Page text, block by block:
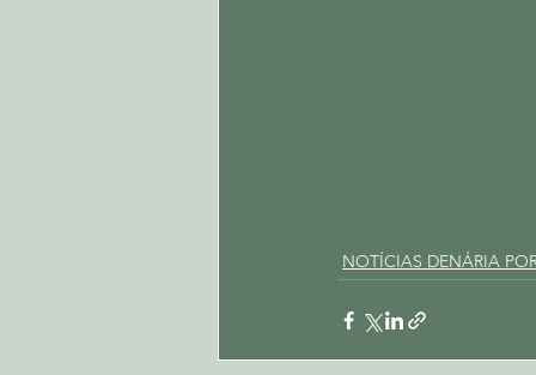
NOTÍCIAS DENÁRIA